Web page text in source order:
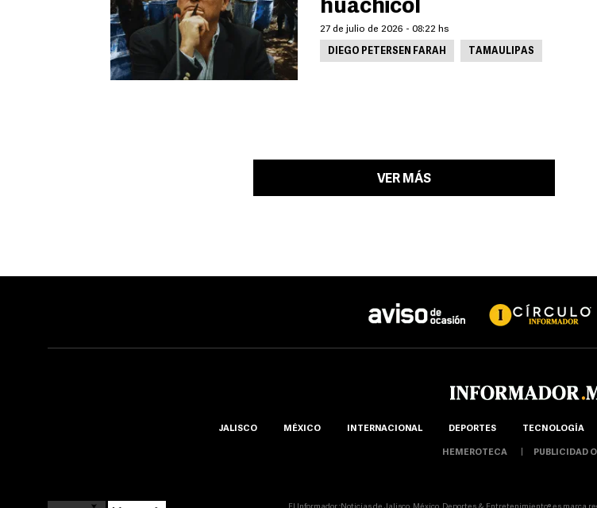
huachicol
27 de julio de 2026 - 08:22 hs
DIEGO PETERSEN FARAH TAMAULIPAS
VER MÁS
JALISCO MÉXICO INTERNACIONAL DEPORTES TECNOLOGÍA
HEMEROTECA PUBLICIDAD